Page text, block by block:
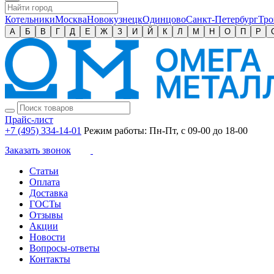
КотельникиМоскваНовокузнецкОдинцовоСанкт-Петербург
А Б В Г Д Е Ж З И Й К Л М Н О П Р
Прайс-лист
+7 (495) 334-14-01 Режим работы: Пн-Пт, с 09-00 до 18-00
Заказать звонок
Статьи
Оплата
Доставка
ГОСТы
Отзывы
Акции
Новости
Вопросы-ответы
Контакты